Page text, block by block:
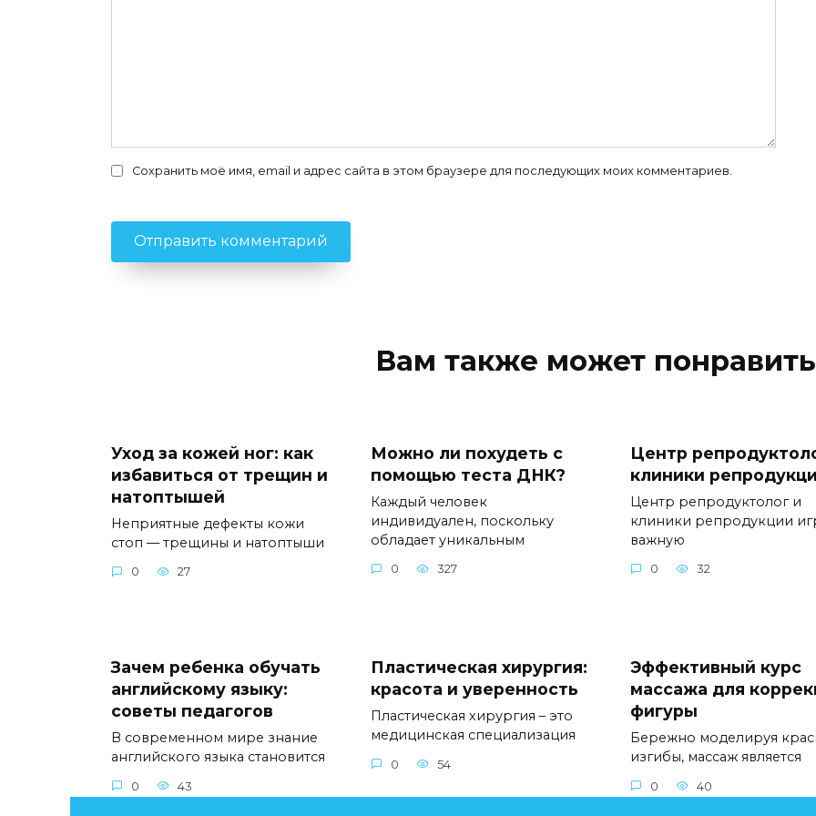
Сохранить моё имя, email и адрес сайта в этом браузере для последующих моих комментариев.
Вам также может
Уход за кожей ног: как
избавиться от трещин и
натоптышей
Неприятные дефекты кожи
стоп — трещины и натоптыши
0 27
Можно ли похудеть с
помощью теста ДНК?
Каждый человек
индивидуален, поскольку
обладает уникальным
0 327
Центр
клиники
Центр репродуктолог и
клиники репродукции
важную
0 32
Зачем ребенка обучать
английскому языку:
советы педагогов
В современном мире знание
английского языка становится
0 43
Пластическая хирургия:
красота и уверенность
Пластическая хирургия – это
медицинская специализация
0 54
Эффективный курс
массажа для
фигуры
Бережно моделируя
изгибы, массаж является
0 40